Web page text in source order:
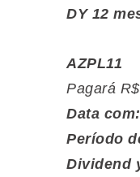
DY 12
AZPL11
Pagará
Data com:
Período
Dividend